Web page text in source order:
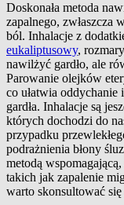
Doskonała metoda
zapalnego, zwłaszcza
ból. Inhalacje z
eukaliptusowy,
nawilżyć gardło, ale
Parowanie olejków
co ułatwia
gardła. Inhalacje są
których dochodzi do
przypadku
podrażnienia błony
metodą
takich jak zapalenie
warto skonsultować się